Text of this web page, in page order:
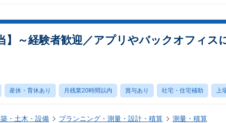
】～経験者歓迎／アプリやバックオフィス
産休・育休あり 月残業20時間以内 賞与あり 社宅・住宅補助 上
・土木・設備 プランニング・測量・設計・積算 測量・積算